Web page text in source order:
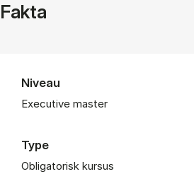
Fakta
Niveau
Executive master
Type
Obligatorisk kursus